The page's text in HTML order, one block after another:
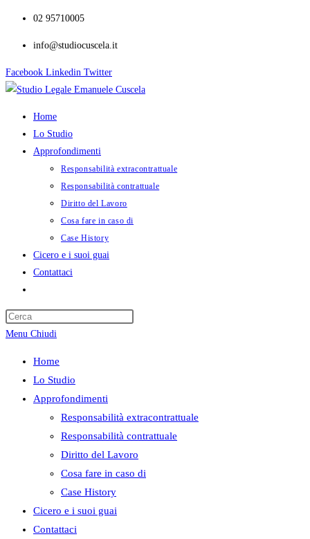
Salta
02 95710005
info@studiocuscela.it
Facebook Linkedin Twitter
Home
Lo Studio
Approfondimenti
Responsabilità extracontrattuale
Responsabilità contrattuale
Diritto del Lavoro
Cosa fare in caso di
Case History
Cicero e i suoi guai
Contattaci
ricerca
sul
sito
web
Menu Chiudi
Home
Lo Studio
Approfondimenti
Responsabilità extracontrattuale
Responsabilità contrattuale
Diritto del Lavoro
Cosa fare in caso di
Case History
Cicero e i suoi guai
Contattaci